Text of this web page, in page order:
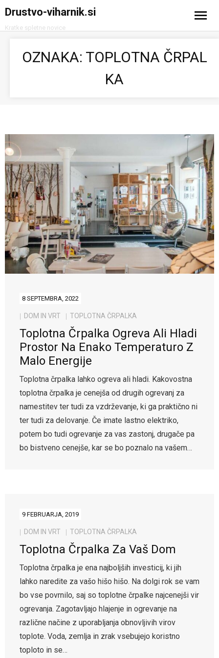
Drustvo-viharnik.si
Kratke spletne novice
OZNAKA: TOPLOTNA ČRPAL
KA
8 SEPTEMBRA, 2022
DOM IN VRT TOPLOTNA ČRPALKA
Toplotna Črpalka Ogreva Ali Hladi
Prostor Na Enako Temperaturo Z
Malo Energije
Toplotna črpalka lahko ogreva ali hladi. Kakovostna
toplotna črpalka je cenejša od drugih ogrevanj za
namestitev ter tudi za vzdrževanje, ki ga praktično ni
ter tudi za delovanje. Če imate lastno elektriko,
potem bo tudi ogrevanje za vas zastonj, drugače pa
bo bistveno cenejše, kar se bo poznalo na vašem…
9 FEBRUARJA, 2019
DOM IN VRT TOPLOTNA ČRPALKA
Toplotna Črpalka Za Vaš Dom
Toplotna črpalka je ena najboljših investicij, ki jih
lahko naredite za vašo hišo hišo. Na dolgi rok se vam
bo vse povrnilo, saj so toplotne črpalke najcenejši vir
ogrevanja. Zagotavljajo hlajenje in ogrevanje na
različne načine z uporabljanja obnovljivih virov
toplote. Voda, zemlja in zrak vsebujejo koristno
toploto in se…